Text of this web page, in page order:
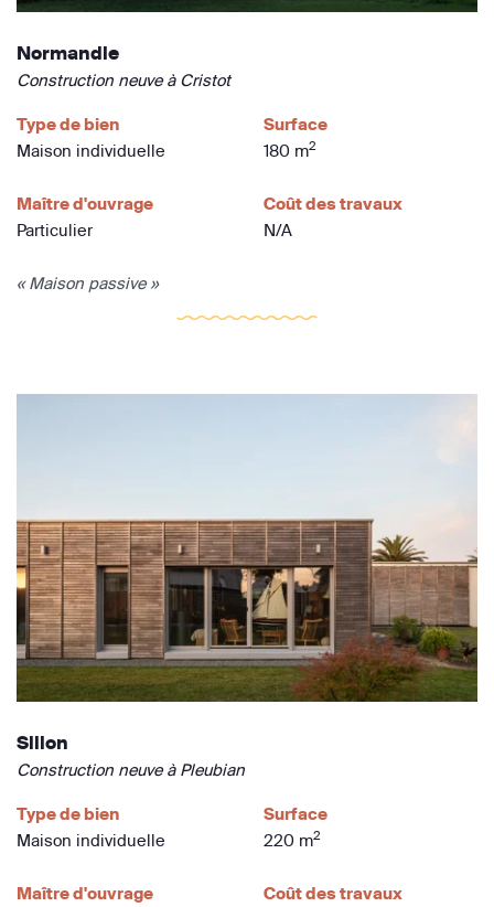
Normandie
Construction neuve à Cristot
Type de bien
Maison individuelle
Surface
180 m2
Maître d'ouvrage
Particulier
Coût des travaux
N/A
« Maison passive »
Sillon
Construction neuve à Pleubian
Type de bien
Maison individuelle
Surface
220 m2
Maître d'ouvrage
Coût des travaux